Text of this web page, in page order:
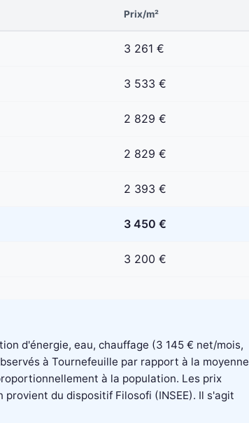
Prix/m²
3 261 €
3 533 €
2 829 €
2 829 €
2 393 €
3 450 €
3 200 €
d'énergie, eau, chauffage (3 145 € net/mois,
à Tournefeuille par rapport à la moyenne
à la population. Les prix
provient du dispositif Filosofi (INSEE). Il s'agit